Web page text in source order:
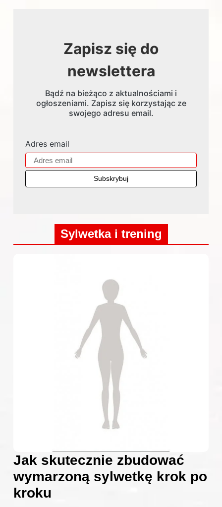
Zapisz się do
newslettera
Bądź na bieżąco z aktualnościami i
ogłoszeniami. Zapisz się korzystając ze
swojego adresu email.
Adres email
Sylwetka i trening
Jak skutecznie zbudować
wymarzoną sylwetkę krok po
kroku